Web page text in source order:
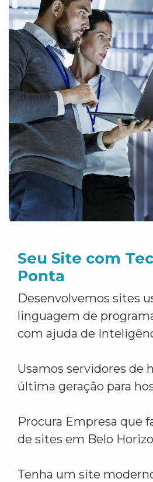
Seu Site com
Ponta
Desenvolvemos sites
linguagem de
com ajuda de
Usamos servidores de
última geração para
Procura Empresa que
de sites em Belo
Tenha um site